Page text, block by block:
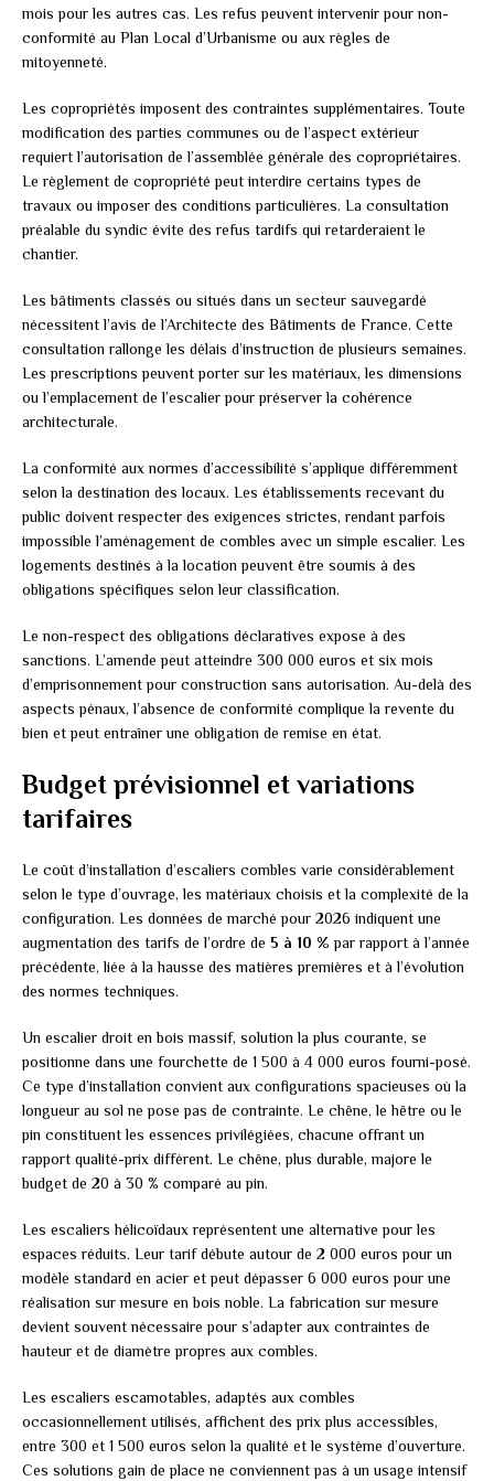
mois pour les autres cas. Les refus peuvent intervenir pour non-
conformité au Plan Local d’Urbanisme ou aux règles de
mitoyenneté.
Les copropriétés imposent des contraintes supplémentaires. Toute
modification des parties communes ou de l’aspect extérieur
requiert l’autorisation de l’assemblée générale des copropriétaires.
Le règlement de copropriété peut interdire certains types de
travaux ou imposer des conditions particulières. La consultation
préalable du syndic évite des refus tardifs qui retarderaient le
chantier.
Les bâtiments classés ou situés dans un secteur sauvegardé
nécessitent l’avis de l’Architecte des Bâtiments de France. Cette
consultation rallonge les délais d’instruction de plusieurs semaines.
Les prescriptions peuvent porter sur les matériaux, les dimensions
ou l’emplacement de l’escalier pour préserver la cohérence
architecturale.
La conformité aux normes d’accessibilité s’applique différemment
selon la destination des locaux. Les établissements recevant du
public doivent respecter des exigences strictes, rendant parfois
impossible l’aménagement de combles avec un simple escalier. Les
logements destinés à la location peuvent être soumis à des
obligations spécifiques selon leur classification.
Le non-respect des obligations déclaratives expose à des
sanctions. L’amende peut atteindre 300 000 euros et six mois
d’emprisonnement pour construction sans autorisation. Au-delà des
aspects pénaux, l’absence de conformité complique la revente du
bien et peut entraîner une obligation de remise en état.
Budget prévisionnel et variations
tarifaires
Le coût d’installation d’escaliers combles varie considérablement
selon le type d’ouvrage, les matériaux choisis et la complexité de la
configuration. Les données de marché pour 2026 indiquent une
augmentation des tarifs de l’ordre de 5 à 10 % par rapport à l’année
précédente, liée à la hausse des matières premières et à l’évolution
des normes techniques.
Un escalier droit en bois massif, solution la plus courante, se
positionne dans une fourchette de 1 500 à 4 000 euros fourni-posé.
Ce type d’installation convient aux configurations spacieuses où la
longueur au sol ne pose pas de contrainte. Le chêne, le hêtre ou le
pin constituent les essences privilégiées, chacune offrant un
rapport qualité-prix différent. Le chêne, plus durable, majore le
budget de 20 à 30 % comparé au pin.
Les escaliers hélicoïdaux représentent une alternative pour les
espaces réduits. Leur tarif débute autour de 2 000 euros pour un
modèle standard en acier et peut dépasser 6 000 euros pour une
réalisation sur mesure en bois noble. La fabrication sur mesure
devient souvent nécessaire pour s’adapter aux contraintes de
hauteur et de diamètre propres aux combles.
Les escaliers escamotables, adaptés aux combles
occasionnellement utilisés, affichent des prix plus accessibles,
entre 300 et 1 500 euros selon la qualité et le système d’ouverture.
Ces solutions gain de place ne conviennent pas à un usage intensif